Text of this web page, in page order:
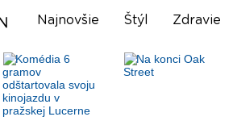
Najnovšie Štýl Zdravie